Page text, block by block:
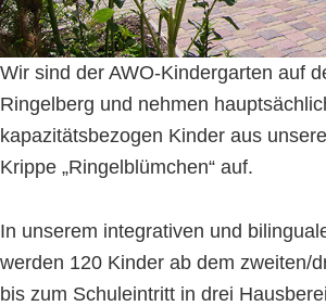
Wir sind der AWO-Kindergarten auf
Ringelberg und nehmen
kapazitätsbezogen Kinder aus
Krippe „Ringelblümchen“ auf.
In unserem integrativen und
werden 120 Kinder ab dem zweiten/
bis zum Schuleintritt in drei